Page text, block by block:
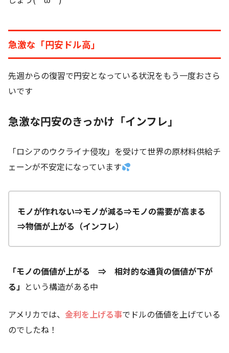
急激な「円安ドル高」
先週からの復習で円安となっている状況をもう一度おさら
いです
急激な円安のきっかけ「インフレ」
「ロシアのウクライナ侵攻」を受けて世界の原材料供給チ
ェーンが不安定になっています
モノが作れない⇒モノが減る⇒モノの需要が高まる
⇒物価が上がる（インフレ）
「モノの価値が上がる ⇒ 相対的な通貨の価値が下が
る」 という構造がある中
アメリカでは、 金利を上げる事でドルの価値を上げている
のでしたね！